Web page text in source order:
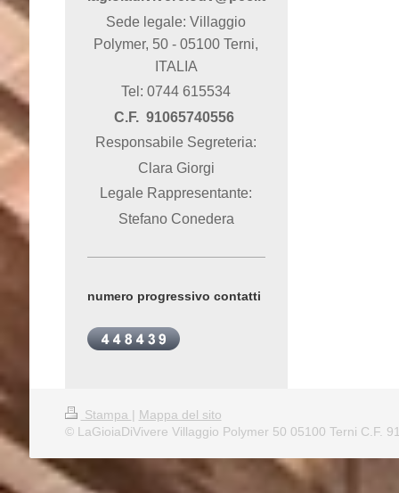
Sede legale: Villaggio
Polymer, 50 - 05100 Terni,
ITALIA
Tel: 0744 615534
C.F. 91065740556
Responsabile Segreteria:
Clara Giorgi
Legale Rappresentante:
Stefano Conedera
numero progressivo contatti
Stampa | Mappa del sito
© LaGioiaDiVivere Villaggio Polymer 50 05100 Terni C.F.